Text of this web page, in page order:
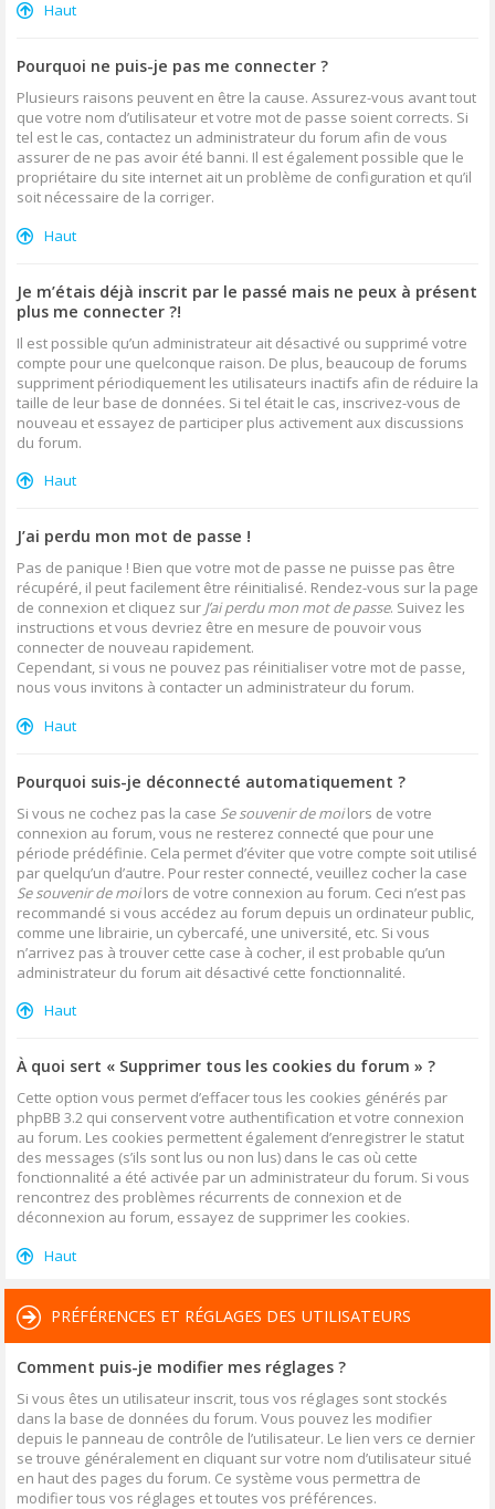
Haut
Pourquoi ne puis-je pas me connecter ?
Plusieurs raisons peuvent en être la cause. Assurez-vous avant tout
que votre nom d’utilisateur et votre mot de passe soient corrects. Si
tel est le cas, contactez un administrateur du forum afin de vous
assurer de ne pas avoir été banni. Il est également possible que le
propriétaire du site internet ait un problème de configuration et qu’il
soit nécessaire de la corriger.
Haut
Je m’étais déjà inscrit par le passé mais ne peux à présent
plus me connecter ?!
Il est possible qu’un administrateur ait désactivé ou supprimé votre
compte pour une quelconque raison. De plus, beaucoup de forums
suppriment périodiquement les utilisateurs inactifs afin de réduire la
taille de leur base de données. Si tel était le cas, inscrivez-vous de
nouveau et essayez de participer plus activement aux discussions
du forum.
Haut
J’ai perdu mon mot de passe !
Pas de panique ! Bien que votre mot de passe ne puisse pas être
récupéré, il peut facilement être réinitialisé. Rendez-vous sur la page
de connexion et cliquez sur J’ai perdu mon mot de passe. Suivez les
instructions et vous devriez être en mesure de pouvoir vous
connecter de nouveau rapidement.
Cependant, si vous ne pouvez pas réinitialiser votre mot de passe,
nous vous invitons à contacter un administrateur du forum.
Haut
Pourquoi suis-je déconnecté automatiquement ?
Si vous ne cochez pas la case Se souvenir de moilors de votre
connexion au forum, vous ne resterez connecté que pour une
période prédéfinie. Cela permet d’éviter que votre compte soit utilisé
par quelqu’un d’autre. Pour rester connecté, veuillez cocher la case
Se souvenir de moilors de votre connexion au forum. Ceci n’est pas
recommandé si vous accédez au forum depuis un ordinateur public,
comme une librairie, un cybercafé, une université, etc. Si vous
n’arrivez pas à trouver cette case à cocher, il est probable qu’un
administrateur du forum ait désactivé cette fonctionnalité.
Haut
À quoi sert « Supprimer tous les cookies du forum » ?
Cette option vous permet d’effacer tous les cookies générés par
phpBB 3.2 qui conservent votre authentification et votre connexion
au forum. Les cookies permettent également d’enregistrer le statut
des messages (s’ils sont lus ou non lus) dans le cas où cette
fonctionnalité a été activée par un administrateur du forum. Si vous
rencontrez des problèmes récurrents de connexion et de
déconnexion au forum, essayez de supprimer les cookies.
Haut
PRÉFÉRENCES ET RÉGLAGES DES UTILISATEURS
Comment puis-je modifier mes réglages ?
Si vous êtes un utilisateur inscrit, tous vos réglages sont stockés
dans la base de données du forum. Vous pouvez les modifier
depuis le panneau de contrôle de l’utilisateur. Le lien vers ce dernier
se trouve généralement en cliquant sur votre nom d’utilisateur situé
en haut des pages du forum. Ce système vous permettra de
modifier tous vos réglages et toutes vos préférences.